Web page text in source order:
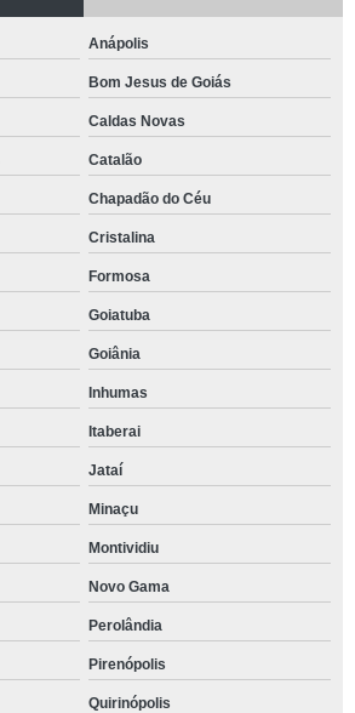
Anápolis
Bom Jesus de Goiás
Caldas Novas
Catalão
Chapadão do Céu
Cristalina
Formosa
Goiatuba
Goiânia
Inhumas
Itaberai
Jataí
Minaçu
Montividiu
Novo Gama
Perolândia
Pirenópolis
Quirinópolis